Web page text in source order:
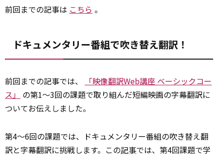
前回までの記事は こちら 。
ドキュメンタリー番組で吹き替え翻訳！
前回までの記事では、
「映像翻訳Web講座 ベーシックコー
ス」
の第1～3回の課題で取り組んだ短編映画の字幕翻訳に
ついてお伝えしました。
第4～6回の課題では、ドキュメンタリー番組の吹き替え翻
訳と字幕翻訳に挑戦します。この記事では、第4回課題で学